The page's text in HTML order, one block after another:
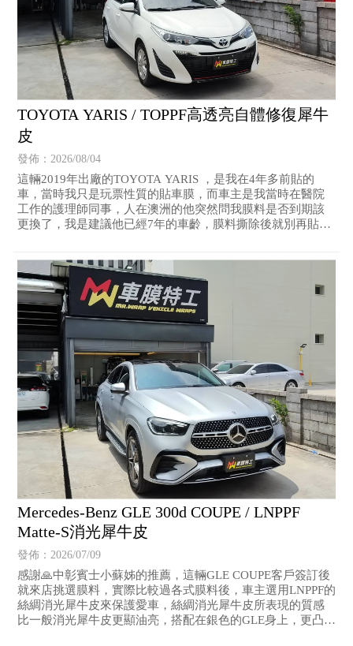
TOYOTA YARIS / TOPPF高透亮自體修復犀牛
皮
發佈：2026/08/04
這輛2019年出廠的TOYOTA YARIS ，是我在4年多前貼的
車，當時我只是玩票性質的貼車膜，而車主是我當時在醫院
工作的護理師同事，人在澳洲的他突然問我膜料是否到期該
更換了，我是建議他已經7年的車齡，膜料撕除後就別再貼
到車後，發現每一片板金都有傷，還好有犀牛皮擋下來，另
外前保桿下緣的飾板有些微破損，在不修復的狀態下，我選
用黑色犀牛皮包覆破損板件並拉紅色線條點綴，更顯運動風
格，車齡立馬年輕5歲，可以再漂亮好幾年！
Mercedes-Benz GLE 300d COUPE / LNPPF
Matte-S消光犀牛皮
發佈：2026/07/09
感謝🙏中彰賓士小蘇姊的推薦，這輛GLE COUPE客戶簽訂後
就來店挑選膜料，實際比較過各式膜料後，車主選用LNPPF的
絲綢消光犀牛皮來保護愛車，絲綢消光犀牛皮所表現的質感
比一般消光犀牛皮更顯油亮，搭配在銀色的GLE身上，更凸顯